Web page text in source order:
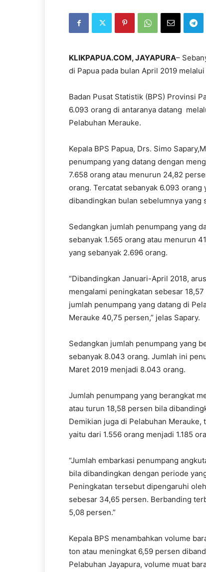
KLIKPAPUA.COM,JAYAPURA–
di Papua pada bulan April 2019
Badan Pusat Statistik (BPS) Provinsi
6.093 orang di antaranya datang
Pelabuhan Merauke.
Kepala BPS Papua, Drs. Simo
penumpang yang datang dengan
7.658 orang atau menurun 24,82
orang. Tercatat sebanyak 6.093
dibandingkan bulan sebelumnya yang
Sedangkan jumlah penumpang yang
sebanyak 1.565 orang atau menurun
yang sebanyak 2.696 orang.
“Dibandingkan Januari-April 2018,
mengalami peningkatan sebesar
jumlah penumpang yang datang di
Merauke 40,75 persen,” jelas Sapary.
Sedangkan jumlah penumpang yang
sebanyak 8.043 orang. Jumlah ini
Maret 2019 menjadi 8.043 orang.
Jumlah penumpang yang berangkat
atau turun 18,58 persen bila
Demikian juga di Pelabuhan
yaitu dari 1.556 orang menjadi 1.185
“Jumlah embarkasi penumpang
bila dibandingkan dengan periode
Peningkatan tersebut dipengaruhi
sebesar 34,65 persen. Berbanding
5,08 persen.”
Kepala BPS menambahkan volume
ton atau meningkat 6,59 persen
Pelabuhan Jayapura, volume muat